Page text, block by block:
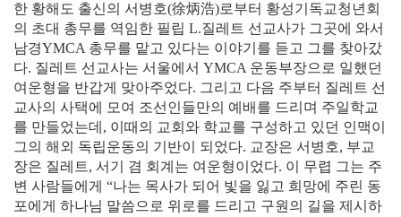
한 황해도 출신의 서병호(徐炳浩)로부터 황성기독교청년회
의 초대 총무를 역임한 필립 L.질레트 선교사가 그곳에 와서
남경YMCA 총무를 맡고 있다는 이야기를 듣고 그를 찾아갔
다. 질레트 선교사는 서울에서 YMCA 운동부장으로 일했던
여운형을 반갑게 맞아주었다. 그리고 다음 주부터 질레트 선
교사의 사택에 모여 조선인들만의 예배를 드리며 주일학교
를 만들었는데, 이때의 교회와 학교를 구성하고 있던 인맥이
그의 해외 독립운동의 기반이 되었다. 교장은 서병호, 부교
장은 질레트, 서기 겸 회계는 여운형이었다. 이 무렵 그는 주
변 사람들에게 “나는 목사가 되어 빛을 잃고 희망에 주린 동
포에게 하나님 말씀으로 위로를 드리고 구원의 길을 제시하